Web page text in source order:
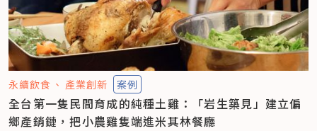
永續飲食 產業創新 案例
全台第一隻民間育成的純種土雞：「岩生築見」建立偏
鄉產銷鏈，把小農雞隻端進米其林餐廳